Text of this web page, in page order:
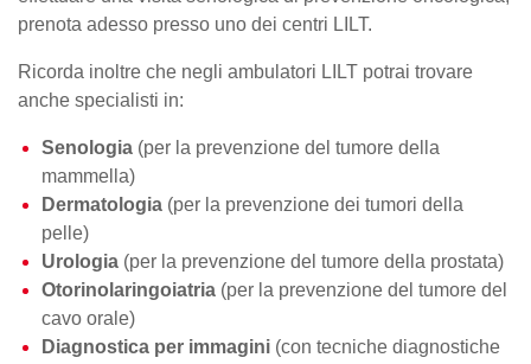
prenota adesso presso uno dei centri LILT.
Ricorda inoltre che negli ambulatori LILT potrai trovare
anche specialisti in:
Senologia (per la prevenzione del tumore della
mammella)
Dermatologia (per la prevenzione dei tumori della
pelle)
Urologia (per la prevenzione del tumore della prostata)
Otorinolaringoiatria (per la prevenzione del tumore del
cavo orale)
Diagnostica per immagini (con tecniche diagnostiche